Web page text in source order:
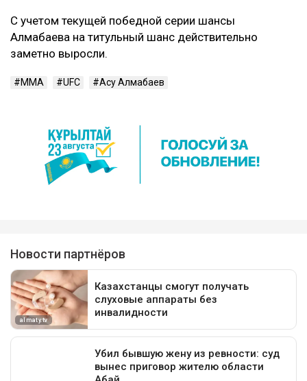
С учетом текущей победной серии шансы
Алмабаева на титульный шанс действительно
заметно выросли.
MMA UFC Асу Алмабаев